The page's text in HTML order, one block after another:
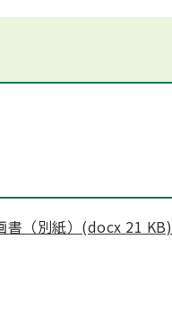
書（別紙）(docx 21 KB)